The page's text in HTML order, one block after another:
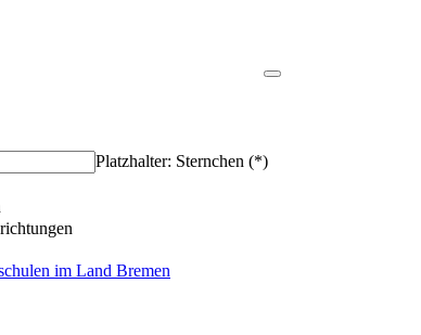
Platzhalter: Sternchen (*)
im Land Bremen